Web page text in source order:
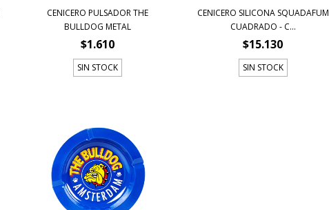
CENICERO PULSADOR THE
BULLDOG METAL
$1.610
SIN STOCK
CENICERO SILICONA SQUADAFUM
CUADRADO - C...
$15.130
SIN STOCK